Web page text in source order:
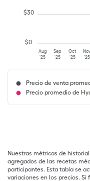
Aug
'25
Sep
'25
Oct
'25
'25
$0
$30
Precio de venta
Precio promedio de
Nuestras métricas de
agregados de las recetas
participantes. Esta tabla se
variaciones en los precios.